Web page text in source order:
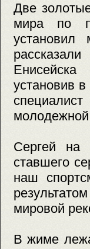
Две
мира по
установив
молодежной
Сергей на
ставшего
наш
мировой
В жиме